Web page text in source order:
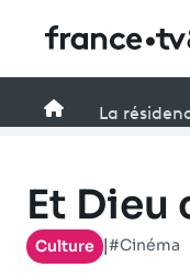
Festivals
Creators
Accueil
La
Et Dieu
Culture #Cinéma